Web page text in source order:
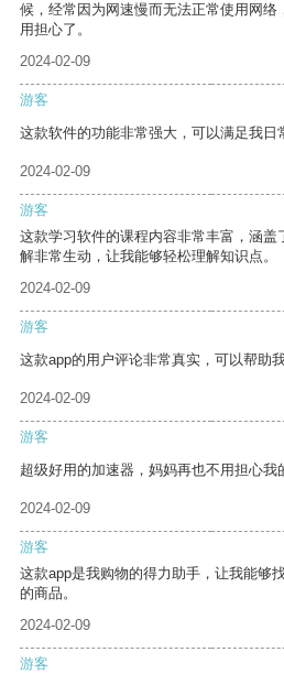
候，经常因为网速慢而无法正常使用网络
用担心了。
2024-02-09
游客
这款软件的功能非常强大，可以满足我日
2024-02-09
游客
这款学习软件的课程内容非常丰富，涵
解非常生动，让我能够轻松理解知识点。
2024-02-09
游客
这款app的用户评论非常真实，可以帮助
2024-02-09
游客
超级好用的加速器，妈妈再也不用担心我
2024-02-09
游客
这款app是我购物的得力助手，让我能够
的商品。
2024-02-09
游客